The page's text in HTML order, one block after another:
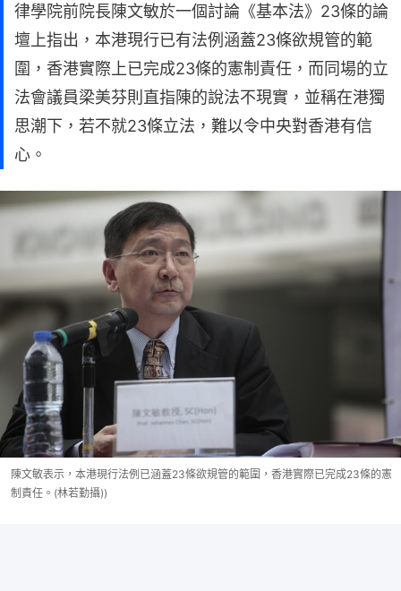
律學院前院長陳文敏於一個討論《基本法》23條的論
壇上指出，本港現行已有法例涵蓋23條欲規管的範
圍，香港實際上已完成23條的憲制責任，而同場的立
法會議員梁美芬則直指陳的說法不現實，並稱在港獨
思潮下，若不就23條立法，難以令中央對香港有信
心。
陳文敏表示，本港現行法例已涵蓋23條欲規管的範圍，香港實際已完成23條的憲
制責任。(林若勤攝))